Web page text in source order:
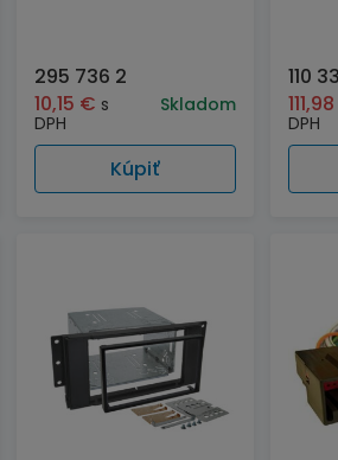
295 736 2
10,15 € s
DPH
Skladom
Kúpiť
110
111,98
DPH